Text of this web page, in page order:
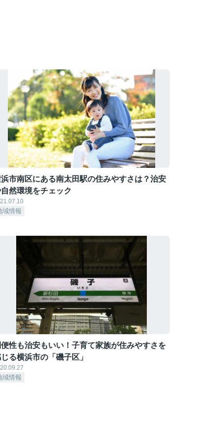
市南区にある南太田駅の住みやすさは？治安
然環境をチェック
域情報
性も治安もいい！子育て家族が住みやすさを
る横浜市の「磯子区」
域情報